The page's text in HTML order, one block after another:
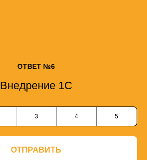
ОТВЕТ №6
Внедрение 1С
3 4 5
ОТПРАВИТЬ